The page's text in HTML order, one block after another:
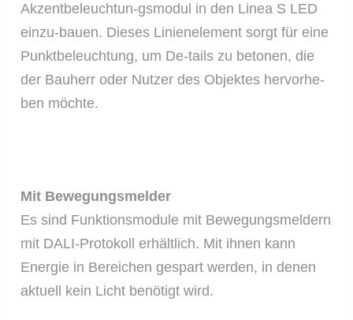
Akzentbeleuchtun-gsmodul in den Linea S LED
einzu-bauen. Dieses Linienelement sorgt für eine
Punktbeleuchtung, um De-tails zu betonen, die
der Bauherr oder Nutzer des Objektes hervorhe-
ben möchte.
Mit Bewegungsmelder
Es sind Funktionsmodule mit Bewegungsmeldern
mit DALI-Protokoll erhältlich. Mit ihnen kann
Energie in Bereichen gespart werden, in denen
aktuell kein Licht benötigt wird.